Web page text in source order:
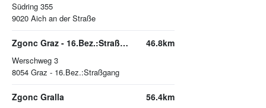
Südring 355
9020 Aich an der Straße
Zgonc Graz - 16.Bez.:Straßgang
Werschweg 3
8054 Graz - 16.Bez.:Straßgang
46.8km
Zgonc Gralla 56.4km